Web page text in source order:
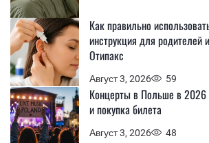
Август 3, 2026 59
Как правильно
инструкция для родителей
Отипакс
Август 3, 2026 48
Концерты в Польше в 2026
и покупка билета